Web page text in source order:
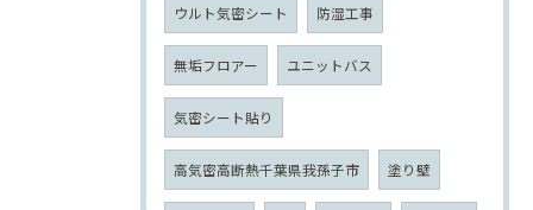
ウルト気密シート 防湿工事
無垢フロアー ユニットバス
気密シート貼り
高気密高断熱千葉県我孫子市 塗り壁